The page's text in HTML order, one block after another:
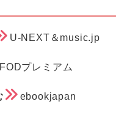
U-NEXT＆music.jp
FODプレミアム
ebookjapan